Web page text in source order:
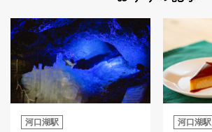
河口湖駅 河口湖駅